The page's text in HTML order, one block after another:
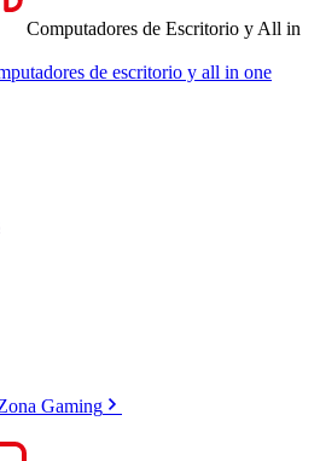
Computadores de Escritorio y All in
de escritorio y all in one
Gaming